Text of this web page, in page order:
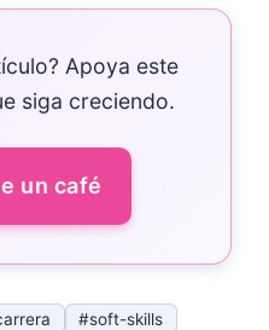
Apoya este
siga creciendo.
un café
#soft-skills